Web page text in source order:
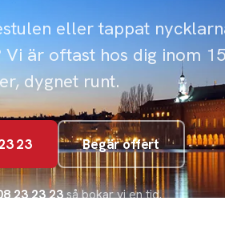
eller tappat
Vi är oftast hos dig inom
dygnet runt.
23 Begär offert
23 23 23så bokar vi en tid.